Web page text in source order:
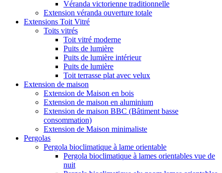
Véranda victorienne traditionnelle
Extension véranda ouverture totale
Extensions Toit Vitré
Toits vitrés
Toit vitré moderne
Puits de lumière
Puits de lumière intérieur
Puits de lumière
Toit terrasse plat avec velux
Extension de maison
Extension de Maison en bois
Extension de maison en aluminium
Extension de maison BBC (Bâtiment basse
consommation)
Extension de Maison minimaliste
Pergolas
Pergola bioclimatique à lame orientable
Pergola bioclimatique à lames orientables vue de
nuit